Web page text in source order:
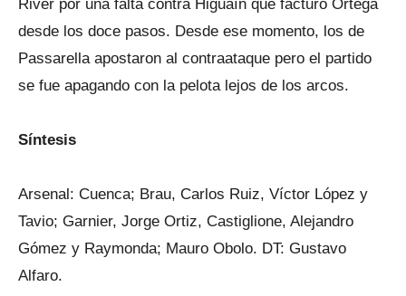
River por una falta contra Higuaín que facturó Ortega
desde los doce pasos. Desde ese momento, los de
Passarella apostaron al contraataque pero el partido
se fue apagando con la pelota lejos de los arcos.
Síntesis
Arsenal: Cuenca; Brau, Carlos Ruiz, Víctor López y
Tavio; Garnier, Jorge Ortiz, Castiglione, Alejandro
Gómez y Raymonda; Mauro Obolo. DT: Gustavo
Alfaro.